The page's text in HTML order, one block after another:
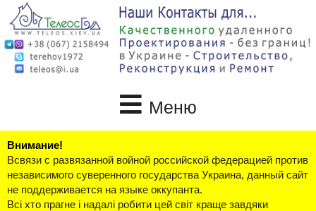
Меню
Внимание!
Всвязи с развязанной войной российской федерацией против
независимого суверенного государства Украина, данный сайт
не поддерживается на языке оккупанта.
Всі хто прагне і надалі робити цей світ краще завдяки